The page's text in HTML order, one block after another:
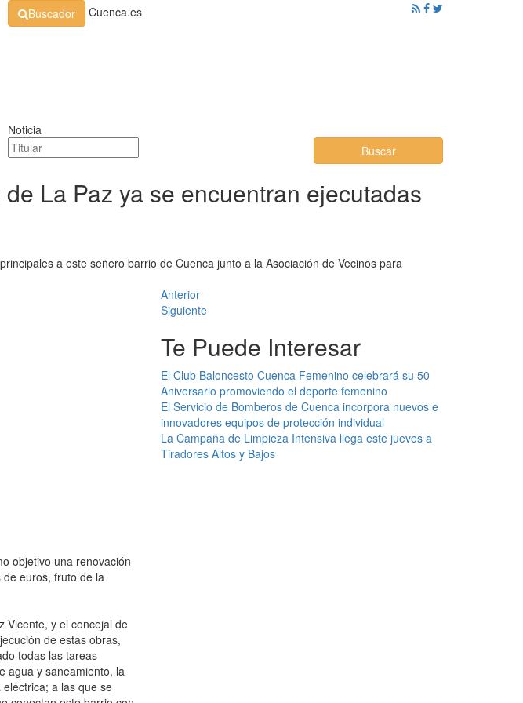
Buscador Cuenca.es
Noticia
Buscar
La Paz ya se encuentran ejecutadas
a este señero barrio de Cuenca junto a la Asociación de Vecinos para
Anterior
Siguiente
objetivo una renovación
euros, fruto de la
Vicente, y el concejal de
de estas obras,
todas las tareas
agua y saneamiento, la
a las que se
Te Puede Interesar
El Club Baloncesto Cuenca Femenino celebrará su 50
Aniversario promoviendo el deporte femenino
El Servicio de Bomberos de Cuenca incorpora nuevos e
innovadores equipos de protección individual
La Campaña de Limpieza Intensiva llega este jueves a
Tiradores Altos y Bajos